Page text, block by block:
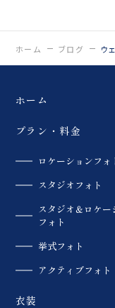
05-7536
予約・ご見学、ご
（オンライン可）
袖ドレス #dressy
ホーム ブログ ウ
ホーム
プラン・料金
ロケーションフォ
スタジオフォト
スタジオ＆ロケー
フォト
挙式フォト
アクティブフォト
衣装